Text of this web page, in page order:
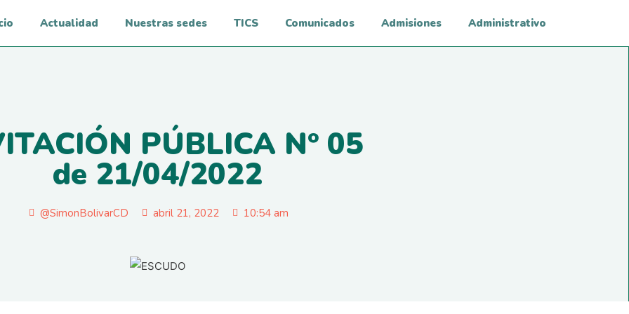
Actualidad Nuestras sedes TICS Comunicados Admisiones Administrativo
PÚBLICA Nº 05
de 21/04/2022
@SimonBolivarCD abril 21, 2022 10:54 am